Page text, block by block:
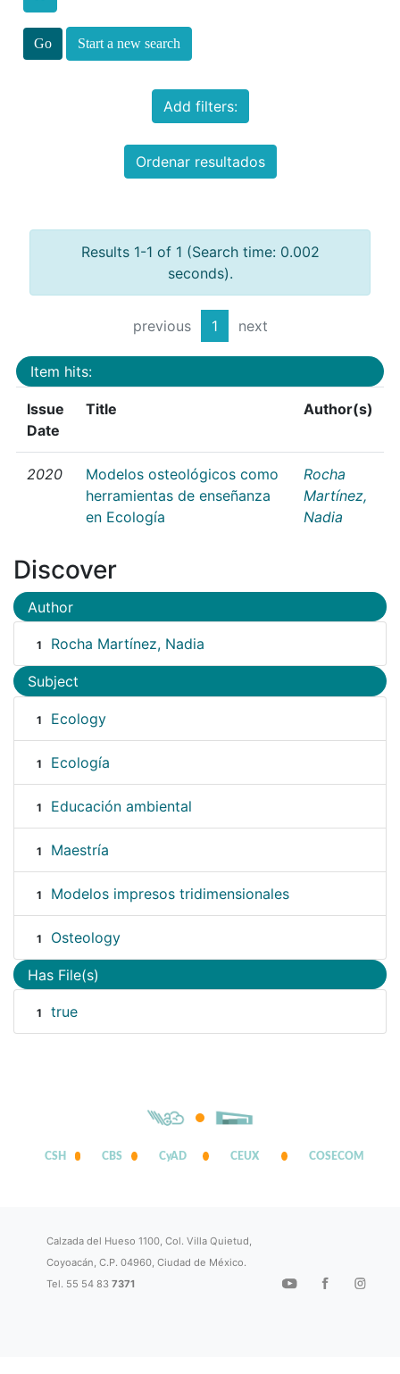
Start a new search
Add filters:
Ordenar resultados
Results 1-1 of 1 (Search time: 0.002
seconds).
previous 1 next
Item hits:
Issue
Date
Title Author(s)
2020
Modelos osteológicos como
herramientas de enseñanza
en Ecología
Rocha
Martínez,
Nadia
Discover
Author
1 Rocha Martínez, Nadia
Subject
1 Ecology
1 Ecología
1 Educación ambiental
1 Maestría
1 Modelos impresos tridimensionales
1 Osteology
Has File(s)
1 true
CSH CBS CyAD CEUX COSECOM
Calzada del Hueso 1100, Col. Villa Quietud,
Coyoacán, C.P. 04960, Ciudad de México.
Tel. 55 54 837371